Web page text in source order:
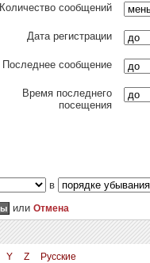
Количество сообщений
Дата регистрации
Последнее сообщение
Время последнего
посещения
в
или Отмена
Y Z Русские